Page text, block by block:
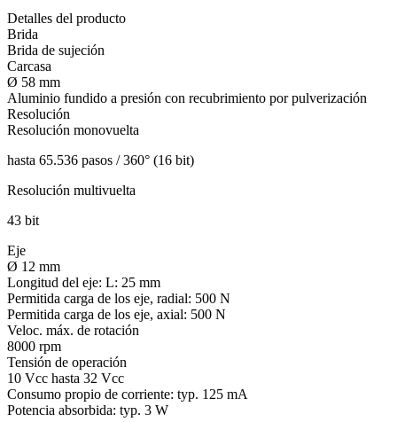
Detalles del producto
Brida
Brida de sujeción
Carcasa
Ø 58 mm
Aluminio fundido a presión con recubrimiento por pulverización
Resolución
Resolución monovuelta
hasta 65.536 pasos / 360° (16 bit)
Resolución multivuelta
43 bit
Eje
Ø 12 mm
Longitud del eje: L: 25 mm
Permitida carga de los eje, radial: 500 N
Permitida carga de los eje, axial: 500 N
Veloc. máx. de rotación
8000 rpm
Tensión de operación
10 Vcc hasta 32 Vcc
Consumo propio de corriente: typ. 125 mA
Potencia absorbida: typ. 3 W